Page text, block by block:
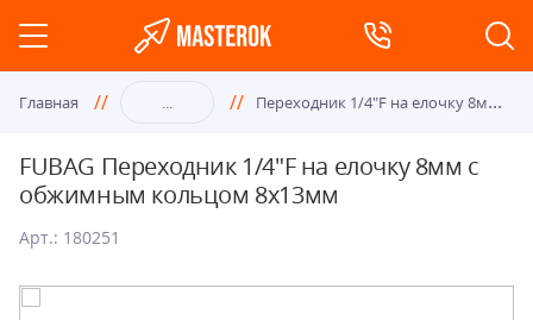
Главная ... Пер
еходник 1/4"F на елочку 8мм с обжимным кольцом 8х13мм FUBAG
FUBAG Переходник 1/4"F на елочку 8мм с
обжимным кольцом 8х13мм
Арт.: 180251